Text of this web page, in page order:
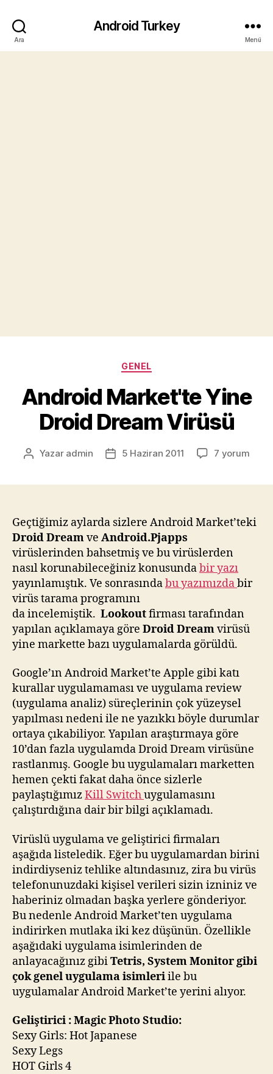
Ara
Android Turkey
Menü
Kategoriler
GENEL
Android Market'te Yine
Droid Dream Virüsü
Yazının
Yazar admin
Yazı5 Haziran 2011
Android
Virüsü
7 yorum
Geçtiğimiz aylarda sizlere Android Market’teki
Droid Dreamve Android.Pjapps
virüslerinden bahsetmiş ve bu virüslerden
nasıl korunabileceğiniz konusundabir yazı
yayınlamıştık. Ve sonrasındabu yazımızdabir
virüs tarama programını
da incelemiştik. Lookoutfirması tarafından
yapılan açıklamaya göre Droid Dreamvirüsü
yine markette bazı uygulamalarda görüldü.
Google’ın Android Market’te Apple gibi katı
kurallar uygulamaması ve uygulama review
(uygulama analiz) süreçlerinin çok yüzeysel
yapılması nedeni ile ne yazıkkı böyle durumlar
ortaya çıkabiliyor. Yapılan araştırmaya göre
10’dan fazla uygulamda Droid Dream virüsüne
rastlanmış. Google bu uygulamaları marketten
hemen çekti fakat daha önce sizlerle
paylaştığımızKill Switchuygulamasını
çalıştırdığına dair bir bilgi açıklamadı.
Virüslü uygulama ve geliştirici firmaları
aşağıda listeledik. Eğer bu uygulamardan birini
indirdiyseniz tehlike altındasınız, zira bu virüs
telefonunuzdaki kişisel verileri sizin izniniz ve
haberiniz olmadan başka yerlere gönderiyor.
Bu nedenle Android Market’ten uygulama
indirirken mutlaka iki kez düşünün. Özellikle
aşağıdaki uygulama isimlerinden de
anlayacağınız gibiTetris, System Monitor gibi
çok genel uygulama isimleriile bu
uygulamalar Android Market’te yerini alıyor.
Geliştirici : Magic Photo Studio:
Sexy Girls: Hot Japanese
Sexy Legs
HOT Girls 4